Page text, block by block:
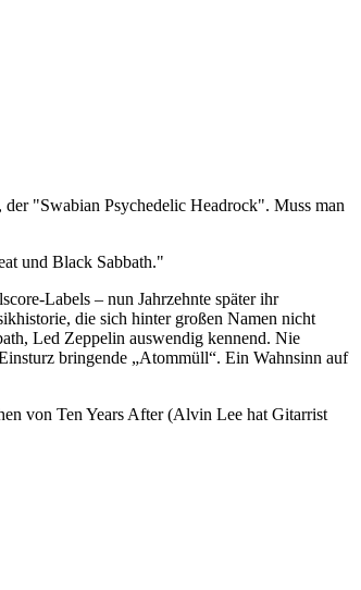
"Swabian Psychedelic Headrock". Muss man
und Black Sabbath."
Labels – nun Jahrzehnte später ihr
die sich hinter großen Namen nicht
Led Zeppelin auswendig kennend. Nie
bringende „Atommüll“. Ein Wahnsinn auf
von Ten Years After (Alvin Lee hat Gitarrist